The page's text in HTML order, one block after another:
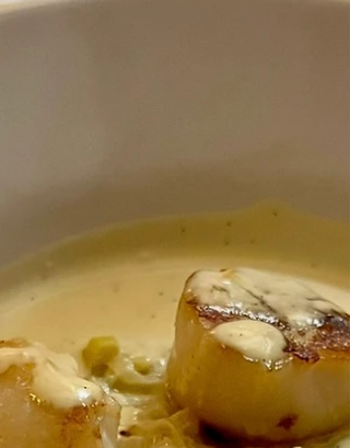
d’olive et quelques gouttes de jus de ci